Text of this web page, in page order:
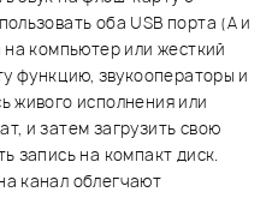
оба USB порта (А и
компьютер или жесткий
функцию, звукооператоры и
живого исполнения или
и затем загрузить свою
запись на компакт диск.
канал облегчают